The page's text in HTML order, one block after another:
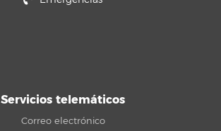
Servicios telemáticos
Correo electrónico